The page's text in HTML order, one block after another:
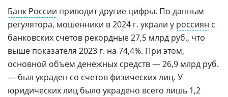
Банк России приводит другие цифры. По данным
регулятора, мошенники в 2024 г. украли у россиян с
банковских счетов рекордные 27,5 млрд руб., что
выше показателя 2023 г. на 74,4%. При этом,
основной объем денежных средств — 26,9 млрд руб.
— был украден со счетов физических лиц. У
юридических лиц было украдено всего лишь 1,2